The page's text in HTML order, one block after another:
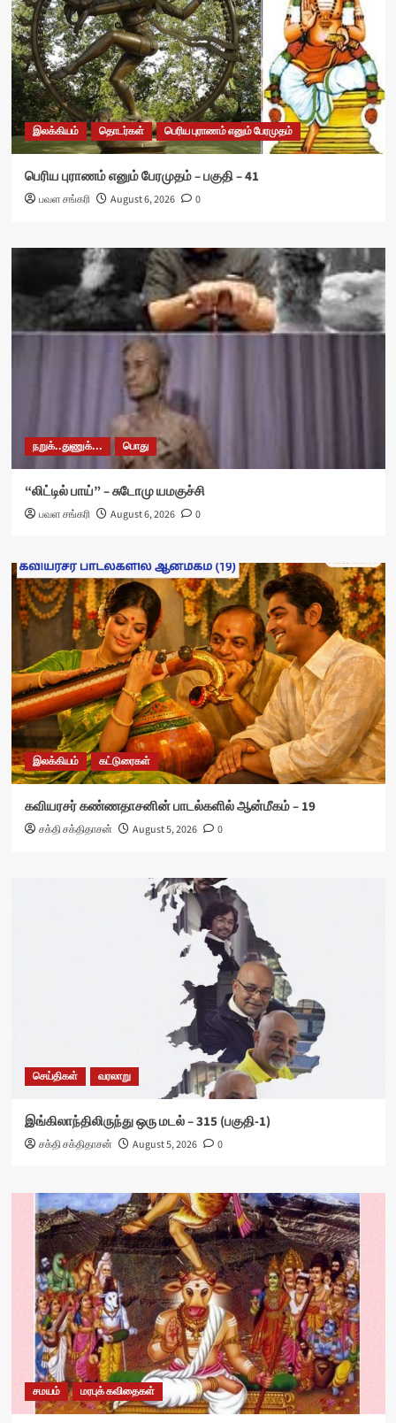
இலக்கியம் தொடர்கள் பெரிய புராணம் எனும் பேரமுதம்
பெரிய புராணம் எனும் பேரமுதம் – பகுதி – 41
பவள சங்கரி August 6, 2026 0
நறுக்..துணுக்... பொது
“லிட்டில் பாய்” – சுடோமு யமகுச்சி
பவள சங்கரி August 6, 2026 0
இலக்கியம் கட்டுரைகள்
கவியரசர் கண்ணதாசனின் பாடல்களில் ஆன்மீகம் – 19
சக்தி சக்திதாசன் August 5, 2026 0
செய்திகள் வரலாறு
இங்கிலாந்திலிருந்து ஒரு மடல் – 315 (பகுதி-1)
சக்தி சக்திதாசன் August 5, 2026 0
சமயம் மரபுக் கவிதைகள்